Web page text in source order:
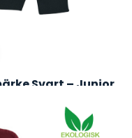
Svart – Junior